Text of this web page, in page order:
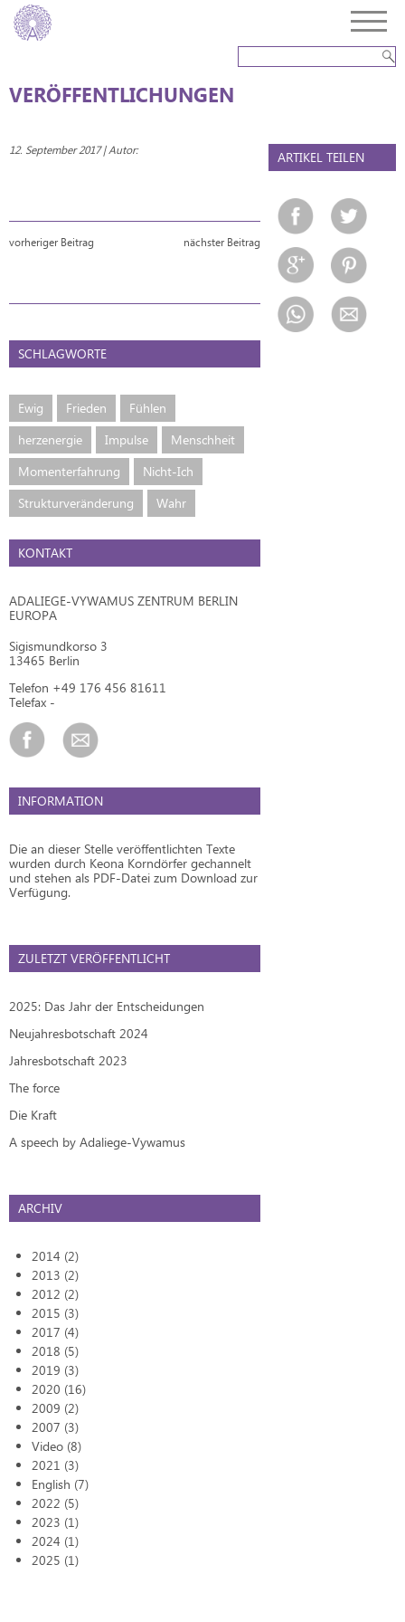
VERÖFFENTLICHUNGEN
12. September 2017 | Autor:
vorheriger Beitrag nächster Beitrag
SCHLAGWORTE
Ewig Frieden
Fühlen
herzenergie
Impulse
Menschheit
Momenterfahrung
Nicht-Ich
Strukturveränderung
Wahr
KONTAKT
ADALIEGE-VYWAMUS ZENTRUM BERLIN
EUROPA
Sigismundkorso 3
13465 Berlin
Telefon +49 176 456 81611
Telefax -
ARTIKEL TEILEN
INFORMATION
Die an dieser Stelle veröffentlichten Texte
wurden durch Keona Korndörfer gechannelt
und stehen als PDF-Datei zum Download zur
Verfügung.
ZULETZT VERÖFFENTLICHT
2025: Das Jahr der Entscheidungen
Neujahresbotschaft 2024
Jahresbotschaft 2023
The force
Die Kraft
A speech by Adaliege-Vywamus
ARCHIV
2014 (2)
2013 (2)
2012 (2)
2015 (3)
2017 (4)
2018 (5)
2019 (3)
2020 (16)
2009 (2)
2007 (3)
Video (8)
2021 (3)
English (7)
2022 (5)
2023 (1)
2024 (1)
2025 (1)